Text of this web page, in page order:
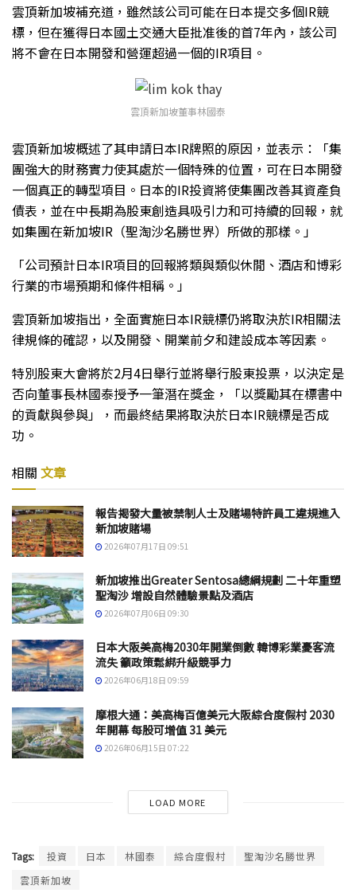
雲頂新加坡補充道，雖然該公司可能在日本提交多個IR競
標，但在獲得日本國土交通大臣批准後的首7年內，該公司
將不會在日本開發和營運超過一個的IR項目。
雲頂新加坡董事林國泰
雲頂新加坡概述了其申請日本IR牌照的原因，並表示：「集
團強大的財務實力使其處於一個特殊的位置，可在日本開發
一個真正的轉型項目。日本的IR投資將使集團改善其資產負
債表，並在中長期為股東創造具吸引力和可持續的回報，就
如集團在新加坡IR（聖淘沙名勝世界）所做的那樣。」
「公司預計日本IR項目的回報將類與類似休閒、酒店和博彩
行業的市場預期和條件相稱。」
雲頂新加坡指出，全面實施日本IR競標仍將取決於IR相關法
律規條的確認，以及開發、開業前夕和建設成本等因素。
特別股東大會將於2月4日舉行並將舉行股東投票，以決定是
否向董事長林國泰授予一筆潛在獎金，「以獎勵其在標書中
的貢獻與參與」，而最終結果將取決於日本IR競標是否成
功。
相關 文章
報告揭發大量被禁制人士及賭場特許員工違規進入
新加坡賭場
2026年07月17日 09:51
新加坡推出Greater Sentosa總綱規劃 二十年重塑
聖淘沙 增設自然體驗景點及酒店
2026年07月06日 09:30
日本大阪美高梅2030年開業倒數 韓博彩業憂客流
流失 籲政策鬆綁升級競爭力
2026年06月18日 09:59
摩根大通：美高梅百億美元大阪綜合度假村 2030
年開幕 每股可增值 31 美元
2026年06月15日 07:22
LOAD MORE
Tags: 投資 日本 林國泰 綜合度假村
聖淘沙名勝世界
雲頂新加坡